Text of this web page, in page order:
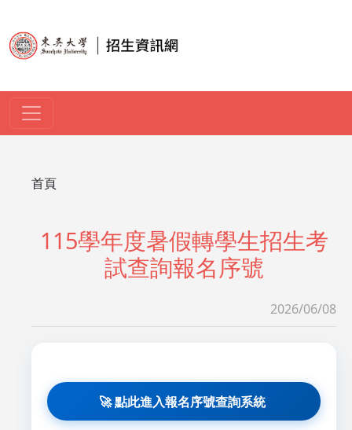
導航連結
首頁
115學年度暑假轉學生招生考
試查詢報名序號
2026/06/08
🚀 點此進入報名序號查詢系統